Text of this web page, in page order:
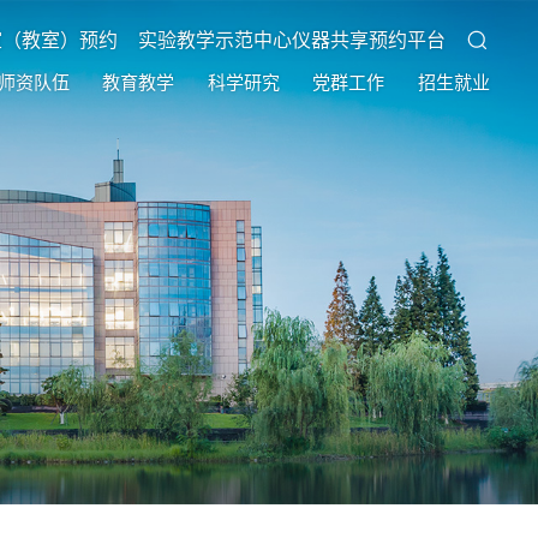
教室）预约 实验教学示范中心仪器共享预约平台
资队伍 教育教学 科学研究 党群工作 招生就业